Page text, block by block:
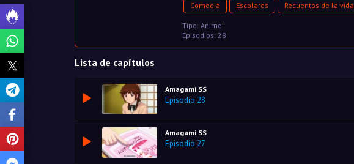
Comedia Escolares Recuentos de la vida
Tipo: Anime
Episodios: 28
Lista de capítulos
Amagami SS
Episodio 28
Amagami SS
Episodio 27